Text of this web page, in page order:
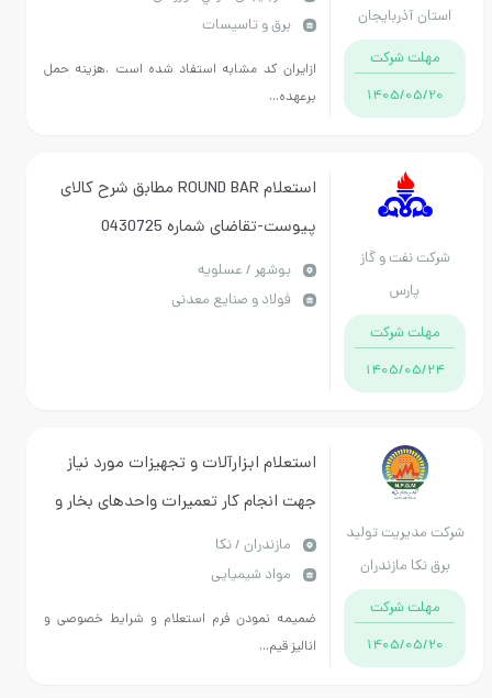
بصورت اوراق مرابحه 18% درصد-
مالی-3317-2141-041 شهیدی
برق و تاسیسات
ازایران کد مشابه استفاد شده است .هزینه حمل
برعهده...
و گاز
استعلام ROUND BAR مطابق شرح کالای
پیوست-تقاضای شماره 0430725
بوشهر / عسلویه
فولاد و صنایع معدنی
تولید
مازندران
استعلام ابزارآلات و تجهیزات مورد نیاز
جهت انجام کار تعمیرات واحدهای بخار و
گازی نیروگاه شهید سلیمی نکا مطابق
شرایط خصوصی و لیست ابزارآلات
پیوست
مازندران / نکا
مواد شیمیایی
ضمیمه نمودن فرم استعلام و شرایط خصوصی و
انالیز قیم...